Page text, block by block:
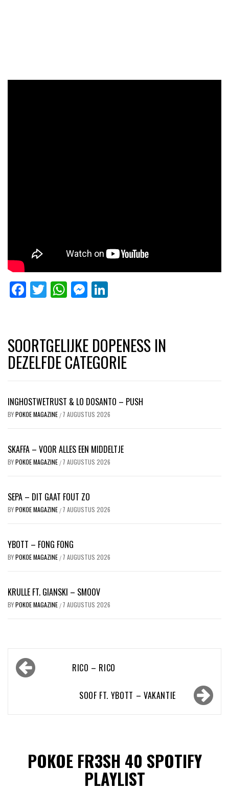
Facebook
Twitter
WhatsApp
Messenger
SOORTGELIJKE DOPENESS IN
DEZELFDE CATEGORIE
INGHOSTWETRUST & LO DOSANTO – PUSH
BYPOKOE MAGAZINE / 7 AUGUSTUS 2026
SKAFFA – VOOR ALLES EEN MIDDELTJE
BYPOKOE MAGAZINE / 7 AUGUSTUS 2026
SEPA – DIT GAAT FOUT ZO
BYPOKOE MAGAZINE / 7 AUGUSTUS 2026
YBOTT – FONG FONG
BYPOKOE MAGAZINE / 7 AUGUSTUS 2026
KRULLE FT. GIANSKI – SMOOV
BYPOKOE MAGAZINE / 7 AUGUSTUS 2026
Bericht
navigatie RICO – RICO
SOOF FT. YBOTT – VAKANTIE
POKOE FR3SH 40 SPOTIFY
PLAYLIST